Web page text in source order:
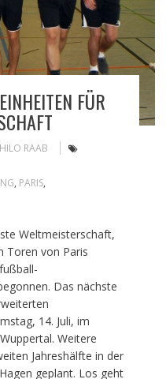
FÜR
RAAB
, PARIS,
Weltmeisterschaft,
Toren von Paris
Das nächste
14. Juli, im
Weitere
Jahreshälfte in der
geplant. Los geht